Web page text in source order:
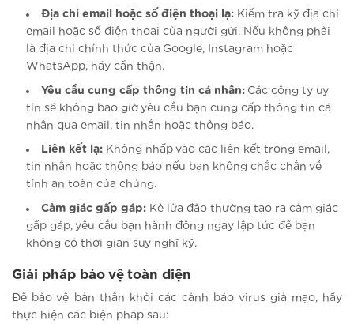
Địa chỉ email hoặc số điện thoại lạ: Kiểm tra kỹ địa chỉ
email hoặc số điện thoại của người gửi. Nếu không phải
là địa chỉ chính thức của Google, Instagram hoặc
WhatsApp, hãy cẩn thận.
Yêu cầu cung cấp thông tin cá nhân: Các công ty uy
tín sẽ không bao giờ yêu cầu bạn cung cấp thông tin cá
nhân qua email, tin nhắn hoặc thông báo.
Liên kết lạ: Không nhấp vào các liên kết trong email,
tin nhắn hoặc thông báo nếu bạn không chắc chắn về
tính an toàn của chúng.
Cảm giác gấp gáp: Kẻ lừa đảo thường tạo ra cảm giác
gấp gáp, yêu cầu bạn hành động ngay lập tức để bạn
không có thời gian suy nghĩ kỹ.
Giải pháp bảo vệ toàn diện
Để bảo vệ bản thân khỏi các cảnh báo virus giả mạo, hãy
thực hiện các biện pháp sau: